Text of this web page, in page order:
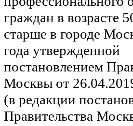
граждан в возрасте
старше в городе
года утвержденной
постановлением
Москвы от
(в редакции
Правительства